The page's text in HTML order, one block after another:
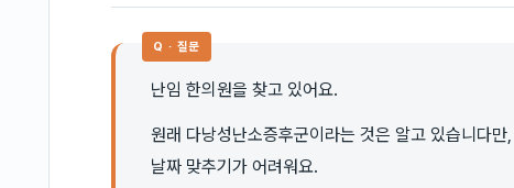
Q · 질문
난임 한의원을 찾고 있어요.
원래 다낭성난소증후군이라는 것은 알고 있습니다
날짜 맞추기가 어려워요.